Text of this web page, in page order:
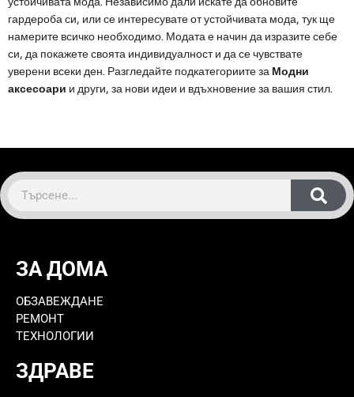
гардероба си, или се интересувате от устойчивата мода, тук ще
намерите всичко необходимо. Модата е начин да изразите себе
си, да покажете своята индивидуалност и да се чувствате
уверени всеки ден. Разгледайте подкатегориите за Модни
аксесоари и други, за нови идеи и вдъхновение за вашия стил.
ЗА ДОМА
ОБЗАВЕЖДАНЕ
РЕМОНТ
ТЕХНОЛОГИИ
ЗДРАВЕ